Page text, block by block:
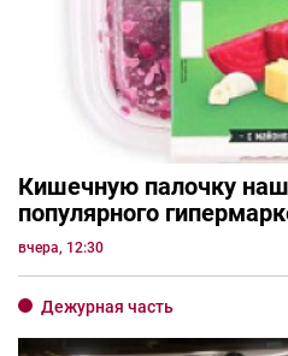
Кишечную палочку
популярного
вчера, 12:30
Дежурная часть